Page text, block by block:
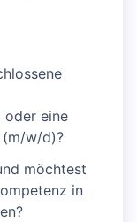
eine
w/d)?
möchtest
in